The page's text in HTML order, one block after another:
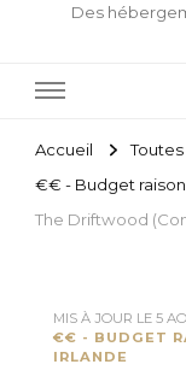
Des
Accueil
€€ - Budget
The Driftwood
MIS À JOUR LE 5
€€ - BUDGET
IRLANDE